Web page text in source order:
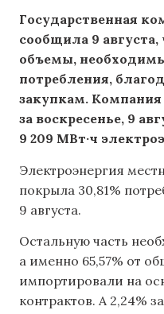
Государственная
сообщила 9 августа,
объемы,
потребления,
закупкам. Компания
за воскресенье, 9
9 209 МВт·ч
Электроэнергия
покрыла 30,81%
9 августа.
Остальную часть
а именно 65,57% от
импортировали на
контрактов. А 2,24%